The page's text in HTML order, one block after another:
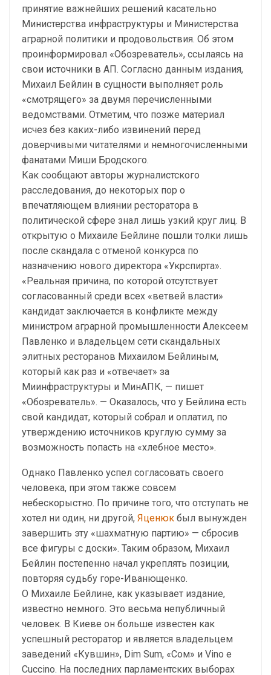
принятие важнейших решений касательно
Министерства инфраструктуры и Министерства
аграрной политики и продовольствия. Об этом
проинформировал «Обозреватель», ссылаясь на
свои источники в АП. Согласно данным издания,
Михаил Бейлин в сущности выполняет роль
«смотрящего» за двумя перечисленными
ведомствами. Отметим, что позже материал
исчез без каких-либо извинений перед
доверчивыми читателями и немногочисленными
фанатами Миши Бродского.
Как сообщают авторы журналистского
расследования, до некоторых пор о
впечатляющем влиянии ресторатора в
политической сфере знал лишь узкий круг лиц. В
открытую о Михаиле Бейлине пошли толки лишь
после скандала с отменой конкурса по
назначению нового директора «Укрспирта».
«Реальная причина, по которой отсутствует
согласованный среди всех «ветвей власти»
кандидат заключается в конфликте между
министром аграрной промышленности Алексеем
Павленко и владельцем сети скандальных
элитных ресторанов Михаилом Бейлиным,
который как раз и «отвечает» за
Миинфраструктуры и МинАПК, — пишет
«Обозреватель». — Оказалось, что у Бейлина есть
свой кандидат, который собрал и оплатил, по
утверждению источников круглую сумму за
возможность попасть на «хлебное место».
Однако Павленко успел согласовать своего
человека, при этом также совсем
небескорыстно. По причине того, что отступать не
хотел ни один, ни другой, Яценюк был вынужден
завершить эту «шахматную партию» — сбросив
все фигуры с доски». Таким образом, Михаил
Бейлин постепенно начал укреплять позиции,
повторяя судьбу горе-Иванющенко.
О Михаиле Бейлине, как указывает издание,
известно немного. Это весьма непубличный
человек. В Киеве он больше известен как
успешный ресторатор и является владельцем
заведений «Кувшин», Dim Sum, «Сом» и Vino e
Cuccino. На последних парламентских выборах